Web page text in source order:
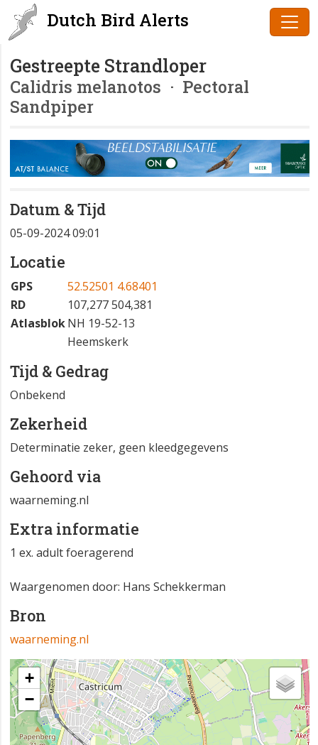
Dutch Bird Alerts
Gestreepte Strandloper
Calidris melanotos · Pectoral
Sandpiper
Datum & Tijd
05-09-2024 09:01
Locatie
GPS
52.52501 4.68401
RD
107,277 504,381
AtlasblokNH 19-52-13
Heemskerk
Tijd & Gedrag
Onbekend
Zekerheid
Determinatie zeker, geen kleedgegevens
Gehoord via
waarneming.nl
Extra informatie
1 ex. adult foeragerend
Waargenomen door: Hans Schekkerman
Bron
waarneming.nl
+
−